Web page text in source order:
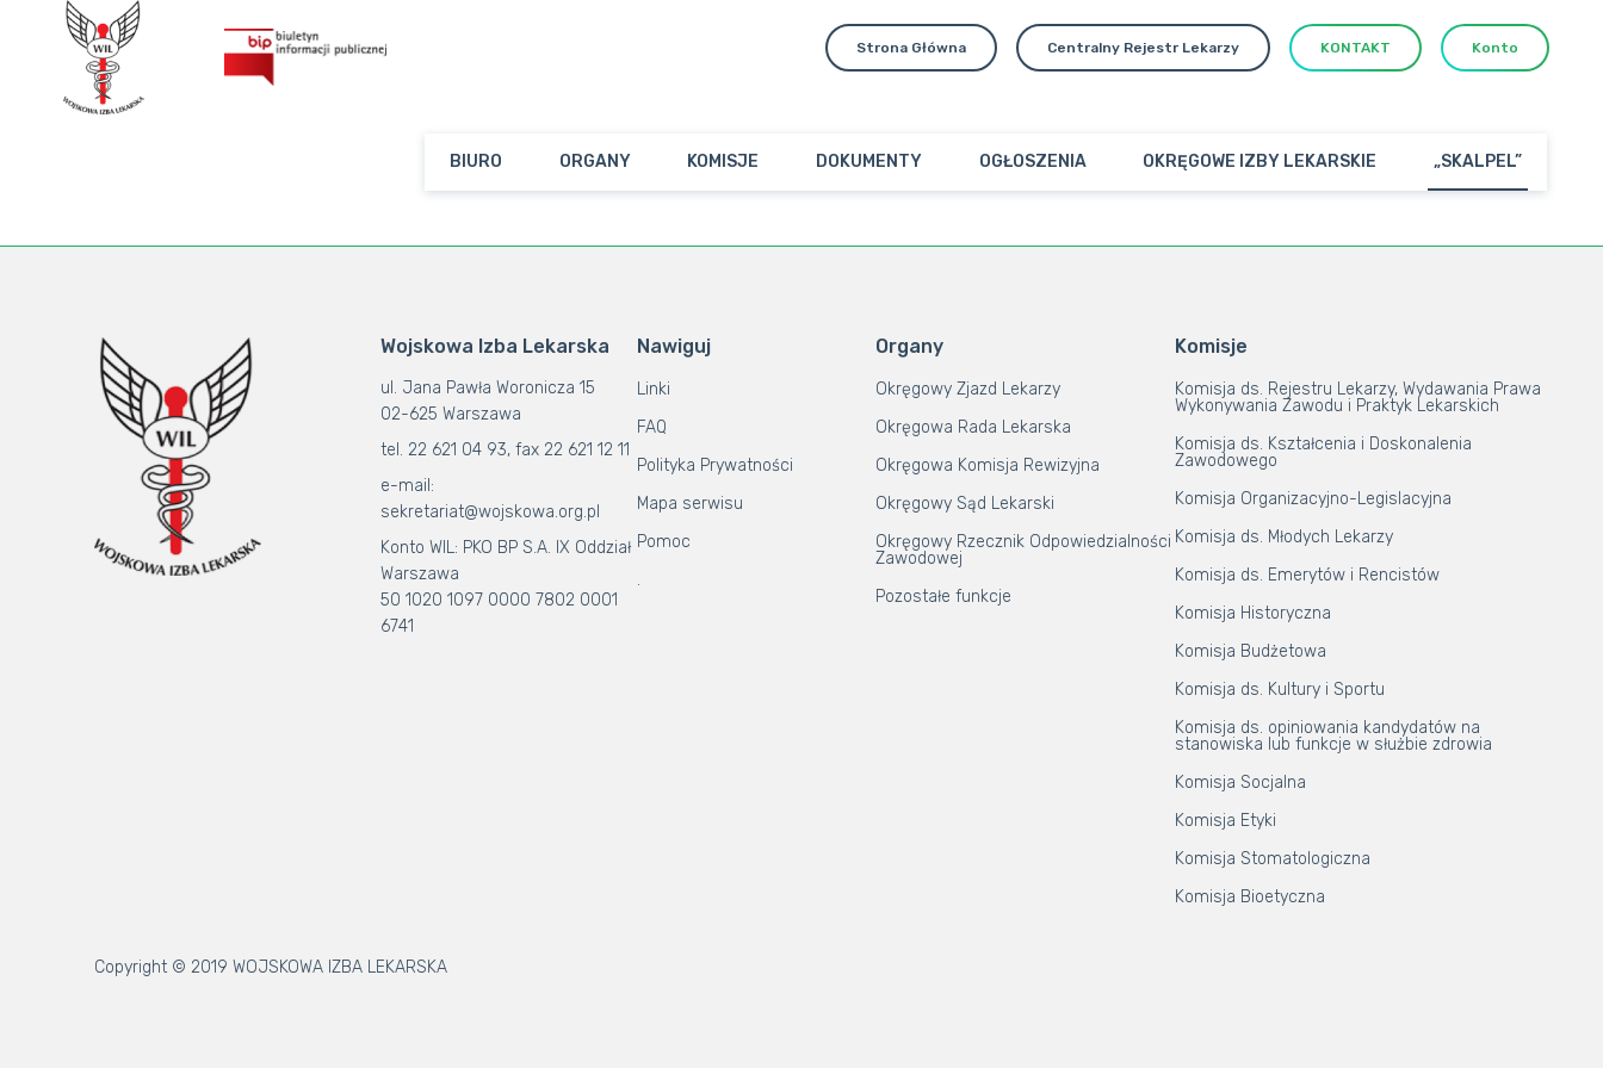
Strona Główna Centralny Rejestr Lekarzy KONTAKT Konto
BIURO ORGANY KOMISJE DOKUMENTY OGŁOSZENIA OKRĘGOWE IZBY LEKARSKIE „SKALPEL”
Wojskowa Izba Lekarska
ul. Jana Pawła Woronicza 15
02-625 Warszawa
tel. 22 621 04 93, fax 22 621 12 11
e-mail:
sekretariat@wojskowa.org.pl
Konto WIL: PKO BP S.A. IX Oddział
Warszawa
50 1020 1097 0000 7802 0001
6741
Nawiguj
Linki
FAQ
Polityka Prywatności
Mapa serwisu
Pomoc
.
Organy
Okręgowy Zjazd Lekarzy
Okręgowa Rada Lekarska
Okręgowa Komisja Rewizyjna
Okręgowy Sąd Lekarski
Okręgowy Rzecznik Odpowiedzialności
Zawodowej
Pozostałe funkcje
Komisje
Komisja ds. Rejestru Lekarzy, Wydawania Prawa
Wykonywania Zawodu i Praktyk Lekarskich
Komisja ds. Kształcenia i Doskonalenia
Zawodowego
Komisja Organizacyjno-Legislacyjna
Komisja ds. Młodych Lekarzy
Komisja ds. Emerytów i Rencistów
Komisja Historyczna
Komisja Budżetowa
Komisja ds. Kultury i Sportu
Komisja ds. opiniowania kandydatów na
stanowiska lub funkcje w służbie zdrowia
Komisja Socjalna
Komisja Etyki
Komisja Stomatologiczna
Komisja Bioetyczna
Copyright © 2019 WOJSKOWA IZBA LEKARSKA